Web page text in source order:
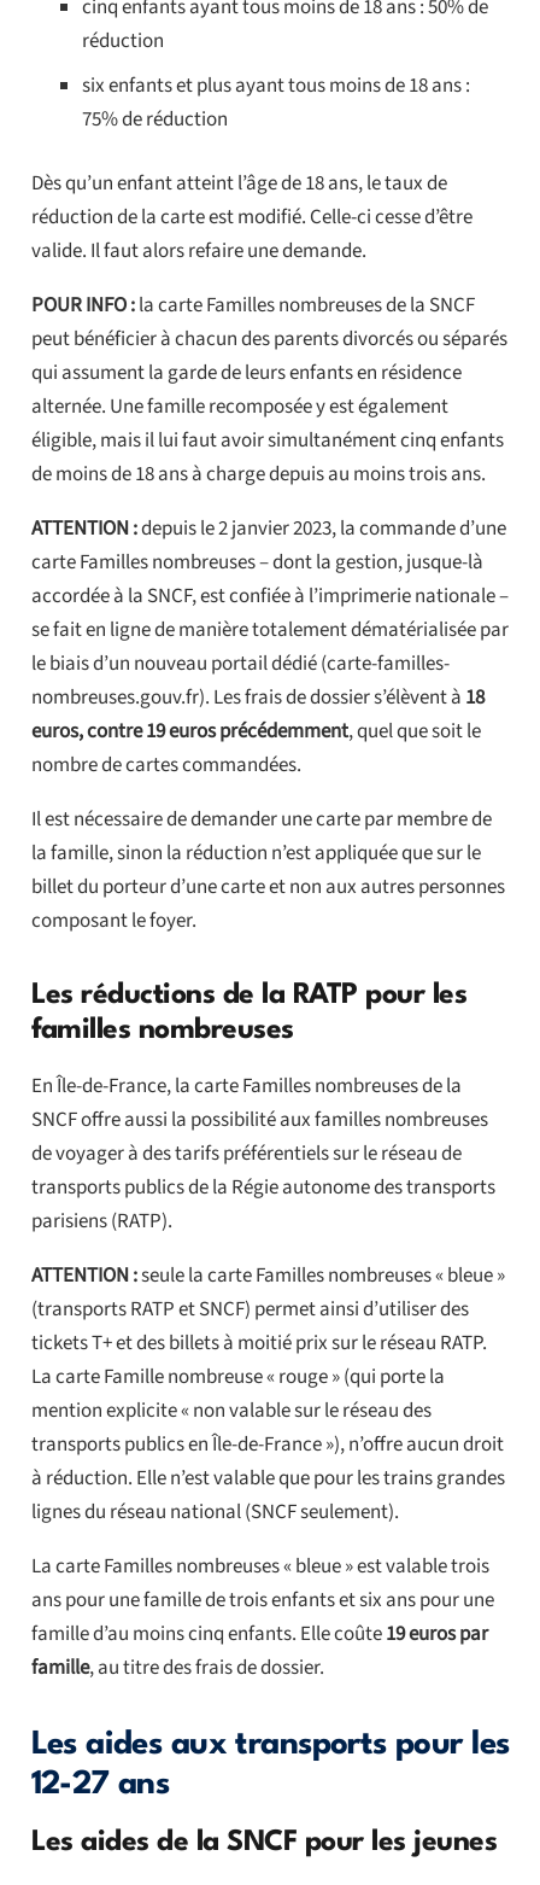
cinq enfants ayant tous moins de 18 ans : 50% de
réduction
six enfants et plus ayant tous moins de 18 ans :
75% de réduction
Dès qu’un enfant atteint l’âge de 18 ans, le taux de
réduction de la carte est modifié. Celle-ci cesse d’être
valide. Il faut alors refaire une demande.
POUR INFO :la carte Familles nombreuses de la SNCF
peut bénéficier à chacun des parents divorcés ou séparés
qui assument la garde de leurs enfants en résidence
alternée. Une famille recomposée y est également
éligible, mais il lui faut avoir simultanément cinq enfants
de moins de 18 ans à charge depuis au moins trois ans.
ATTENTION :depuis le 2 janvier 2023, la commande d’une
carte Familles nombreuses – dont la gestion, jusque-là
accordée à la SNCF, est confiée à l’imprimerie nationale –
se fait en ligne de manière totalement dématérialisée par
le biais d’un nouveau portail dédié (carte-familles-
nombreuses.gouv.fr). Les frais de dossier s’élèvent à 18
euros, contre 19 euros précédemment, quel que soit le
nombre de cartes commandées.
Il est nécessaire de demander une carte par membre de
la famille, sinon la réduction n’est appliquée que sur le
billet du porteur d’une carte et non aux autres personnes
composant le foyer.
Les réductions de la RATP pour les
familles nombreuses
En Île-de-France, la carte Familles nombreuses de la
SNCF offre aussi la possibilité aux familles nombreuses
de voyager à des tarifs préférentiels sur le réseau de
transports publics de la Régie autonome des transports
parisiens (RATP).
ATTENTION :seule la carte Familles nombreuses « bleue »
(transports RATP et SNCF) permet ainsi d’utiliser des
tickets T+ et des billets à moitié prix sur le réseau RATP.
La carte Famille nombreuse « rouge » (qui porte la
mention explicite « non valable sur le réseau des
transports publics en Île-de-France »), n’offre aucun droit
à réduction. Elle n’est valable que pour les trains grandes
lignes du réseau national (SNCF seulement).
La carte Familles nombreuses « bleue » est valable trois
ans pour une famille de trois enfants et six ans pour une
famille d’au moins cinq enfants. Elle coûte19 euros par
famille, au titre des frais de dossier.
Les aides aux transports pour les
12-27 ans
Les aides de la SNCF pour les jeunes